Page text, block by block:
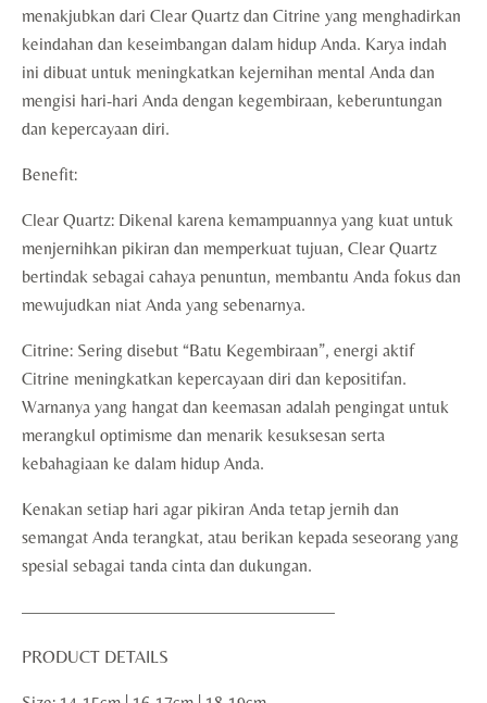
menakjubkan dari Clear Quartz dan Citrine yang menghadirkan
keindahan dan keseimbangan dalam hidup Anda. Karya indah
ini dibuat untuk meningkatkan kejernihan mental Anda dan
mengisi hari-hari Anda dengan kegembiraan, keberuntungan
dan kepercayaan diri.
Benefit:
Clear Quartz: Dikenal karena kemampuannya yang kuat untuk
menjernihkan pikiran dan memperkuat tujuan, Clear Quartz
bertindak sebagai cahaya penuntun, membantu Anda fokus dan
mewujudkan niat Anda yang sebenarnya.
Citrine: Sering disebut “Batu Kegembiraan”, energi aktif
Citrine meningkatkan kepercayaan diri dan kepositifan.
Warnanya yang hangat dan keemasan adalah pengingat untuk
merangkul optimisme dan menarik kesuksesan serta
kebahagiaan ke dalam hidup Anda.
Kenakan setiap hari agar pikiran Anda tetap jernih dan
semangat Anda terangkat, atau berikan kepada seseorang yang
spesial sebagai tanda cinta dan dukungan.
——————————————————
PRODUCT DETAILS